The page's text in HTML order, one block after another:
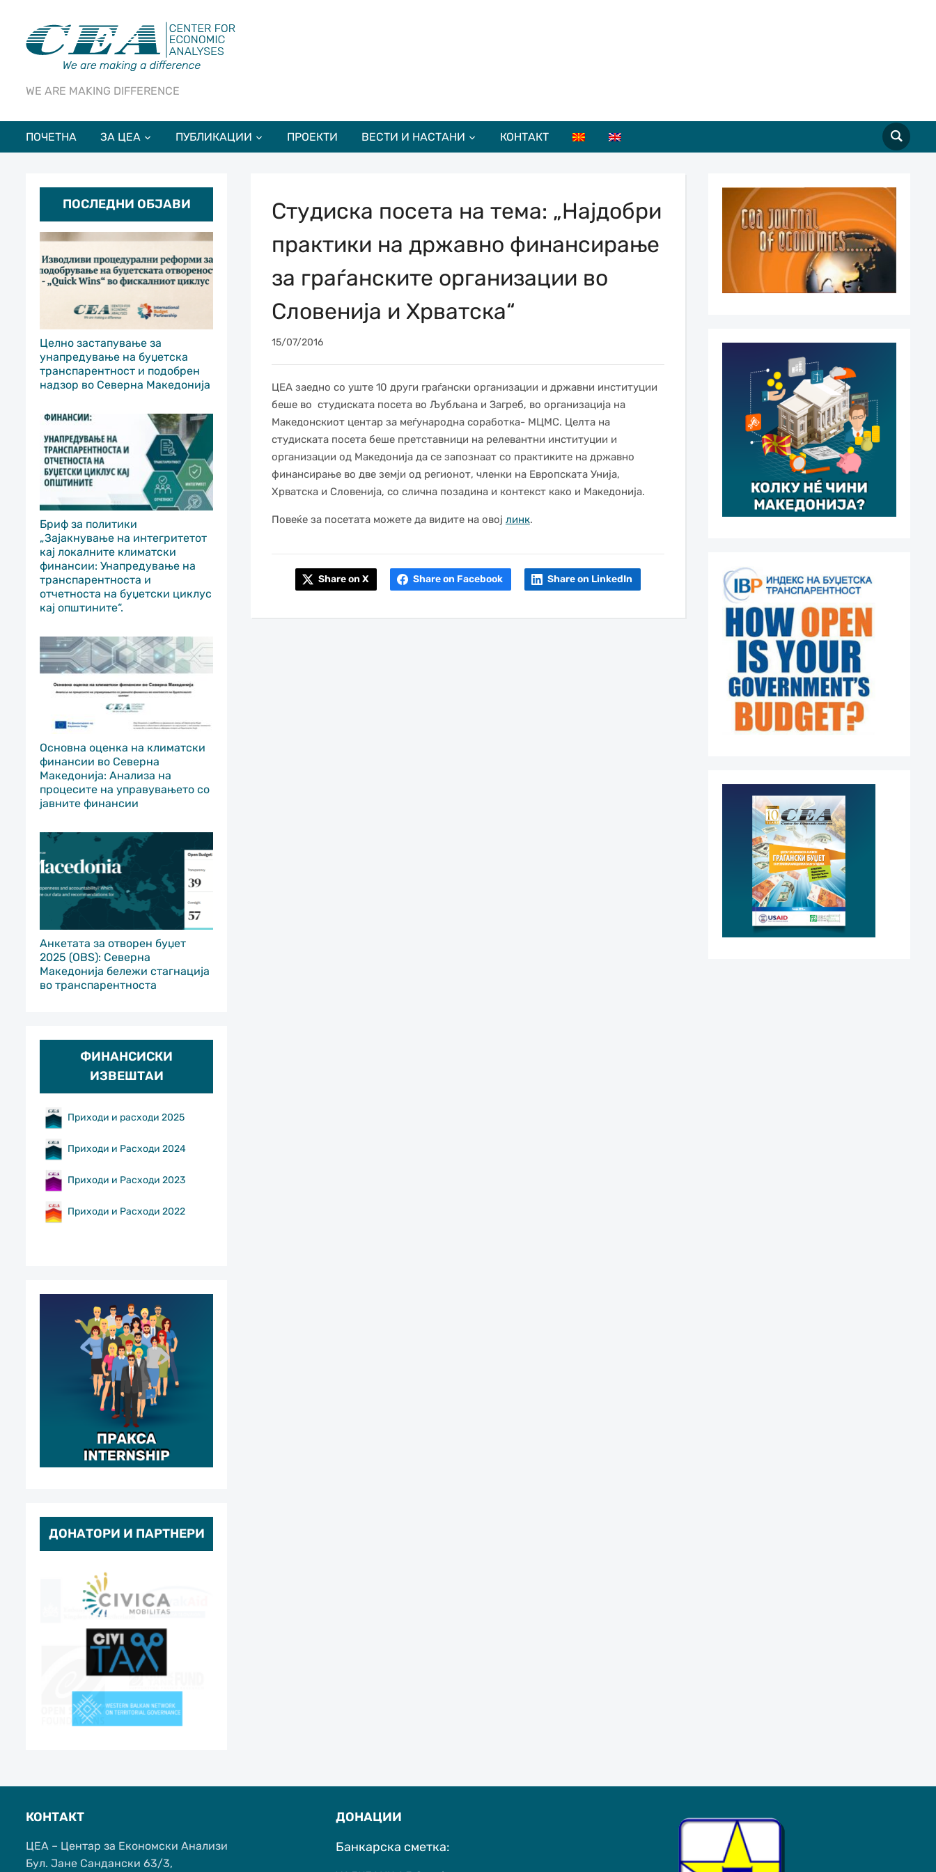
WE ARE MAKING DIFFERENCE
ПОЧЕТНА ЗА ЦЕА ПУБЛИКАЦИИ ПРОЕКТИ ВЕСТИ И НАСТАНИ КОНТАКТ
ПОСЛЕДНИ ОБЈАВИ
Целно застапување за
унапредување на буџетска
транспарентност и подобрен
надзор во Северна Македонија
Бриф за политики
„Зајакнување на интегритетот
кај локалните климатски
финансии: Унапредување на
транспарентноста и
отчетноста на буџетски циклус
кај општините“.
Основна оценка на климатски
финансии во Северна
Македонија: Анализа на
процесите на управувањето со
јавните финансии
Анкетата за отворен буџет
2025 (OBS): Северна
Македонија бележи стагнација
во транспарентноста
ФИНАНСИСКИ
ИЗВЕШТАИ
Приходи и расходи 2025
Приходи и Расходи 2024
Приходи и Расходи 2023
Приходи и Расходи 2022
ДОНАТОРИ И ПАРТНЕРИ
Студиска посета на тема: „Најдобри
практики на државно финансирање
за граѓанските организации во
Словенија и Хрватска“
15/07/2016
ЦЕА заедно со уште 10 други граѓански организации и државни институции
беше во студиската посета во Љубљана и Загреб, во организација на
Македонскиот центар за меѓународна соработка- МЦМС. Целта на
студиската посета беше претставници на релевантни институции и
организации од Македонија да се запознаат со практиките на државно
финансирање во две земји од регионот, членки на Европската Унија,
Хрватска и Словенија, со слична позадина и контекст како и Македонија.
Повеќе за посетата можете да видите на овој линк.
Share on X Share on Facebook Share on LinkedIn
КОНТАКТ
ЦЕА – Центар за Економски Анализи
Бул. Јане Сандански 63/3,
ДОНАЦИИ
Банкарска сметка: